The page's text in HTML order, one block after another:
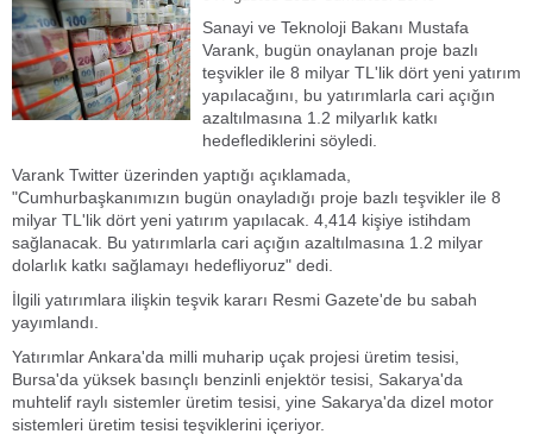
Sanayi ve Teknoloji Bakanı Mustafa
Varank, bugün onaylanan proje bazlı
teşvikler ile 8 milyar TL'lik dört yeni yatırım
yapılacağını, bu yatırımlarla cari açığın
azaltılmasına 1.2 milyarlık katkı
hedeflediklerini söyledi.
Varank Twitter üzerinden yaptığı açıklamada,
"Cumhurbaşkanımızın bugün onayladığı proje bazlı teşvikler ile 8
milyar TL'lik dört yeni yatırım yapılacak. 4,414 kişiye istihdam
sağlanacak. Bu yatırımlarla cari açığın azaltılmasına 1.2 milyar
dolarlık katkı sağlamayı hedefliyoruz" dedi.
İlgili yatırımlara ilişkin teşvik kararı Resmi Gazete'de bu sabah
yayımlandı.
Yatırımlar Ankara'da milli muharip uçak projesi üretim tesisi,
Bursa'da yüksek basınçlı benzinli enjektör tesisi, Sakarya'da
muhtelif raylı sistemler üretim tesisi, yine Sakarya'da dizel motor
sistemleri üretim tesisi teşviklerini içeriyor.